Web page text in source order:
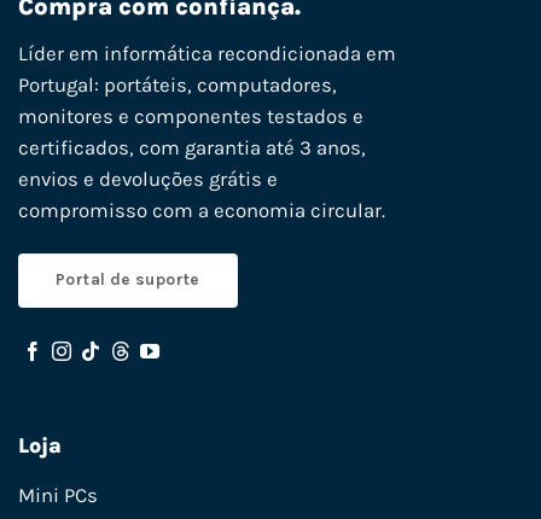
Compra com confiança.
Líder em informática recondicionada em
Portugal: portáteis, computadores,
monitores e componentes testados e
certificados, com garantia até 3 anos,
envios e devoluções grátis e
compromisso com a economia circular.
Portal de suporte
Loja
Mini PCs